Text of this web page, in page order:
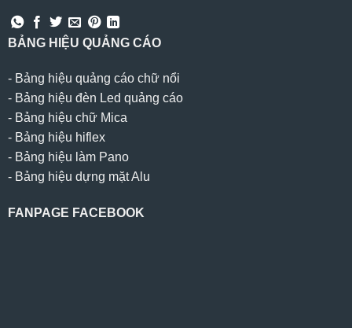
BẢNG HIỆU QUẢNG CÁO
- Bảng hiệu quảng cáo chữ nổi
- Bảng hiệu đèn Led quảng cáo
- Bảng hiệu chữ Mica
- Bảng hiệu hiflex
- Bảng hiệu làm Pano
- Bảng hiệu dựng mặt Alu
FANPAGE FACEBOOK